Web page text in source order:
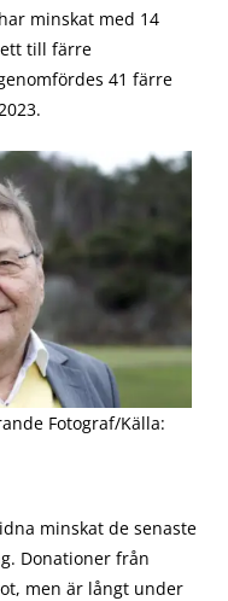
minskat med 14
till färre
41 färre
Fotograf/Källa:
minskat de senaste
Donationer från
men är långt under